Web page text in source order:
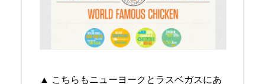
▲ こちらもニューヨークとラスベガスにあ